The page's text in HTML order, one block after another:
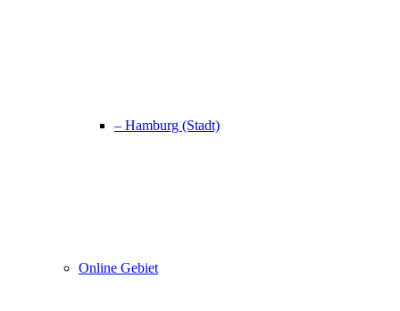
– Hamburg (Stadt)
Online Gebiet